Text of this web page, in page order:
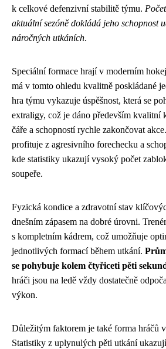
k celkové defenzivní stabilitě týmu.
aktuální sezóně dokládá jeho schopnost
náročných utkáních.
Speciální formace hrají v moderním
má v tomto ohledu kvalitně poskládané
hra týmu vykazuje úspěšnost, která se
extraligy, což je dáno především kvalitní
čáře a schopností rychle zakončovat
profituje z agresivního forechecku a
kde statistiky ukazují vysoký počet
soupeře.
Fyzická kondice a zdravotní stav
dnešním zápasem na dobré úrovni.
s kompletním kádrem, což umožňuje
jednotlivých formací během utkání.
se pohybuje kolem čtyřiceti pěti
hráči jsou na ledě vždy dostatečně
výkon.
Důležitým faktorem je také forma hráčů
Statistiky z uplynulých pěti utkání